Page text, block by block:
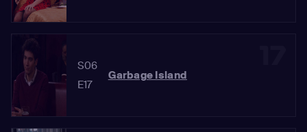
S06
E17
Garbage Island